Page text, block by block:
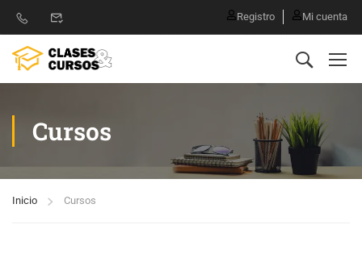
Registro Mi cuenta
Cursos
Inicio Cursos